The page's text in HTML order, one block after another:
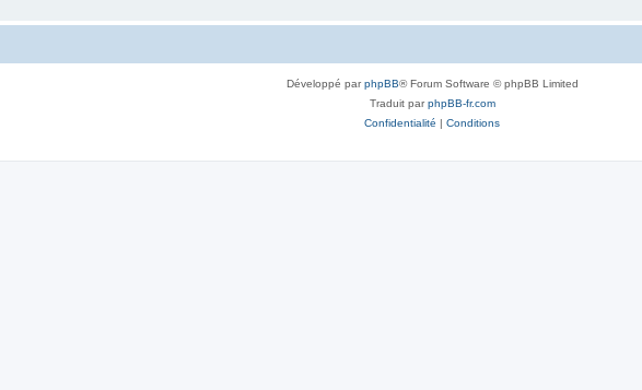
Développé parphpBB® Forum Software © phpBB Limited
Traduit parphpBB-fr.com
Confidentialité | Conditions